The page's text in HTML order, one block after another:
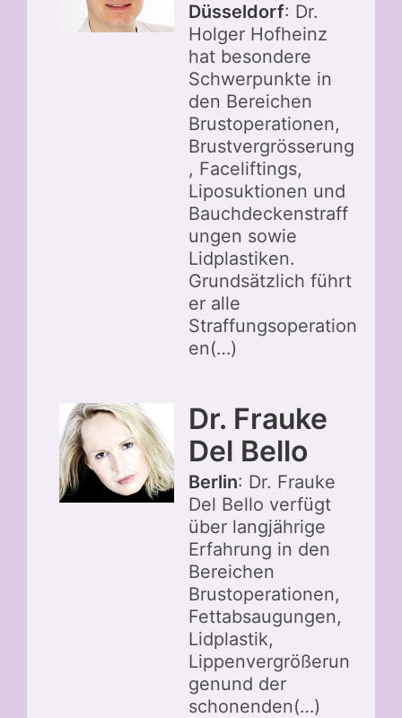
Düsseldorf: Dr.
Holger Hofheinz
hat besondere
Schwerpunkte in
den Bereichen
Brustoperationen,
Brustvergrösserung
, Faceliftings,
Liposuktionen und
Bauchdeckenstraff
ungen sowie
Lidplastiken.
Grundsätzlich führt
er alle
Straffungsoperation
en(…)
Dr. Frauke
Del Bello
Berlin: Dr. Frauke
Del Bello verfügt
über langjährige
Erfahrung in den
Bereichen
Brustoperationen,
Fettabsaugungen,
Lidplastik,
Lippenvergrößerun
genund der
schonenden(…)